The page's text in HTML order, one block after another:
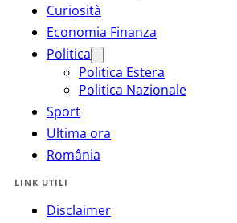
Curiosità
Economia Finanza
Politica
Politica Estera
Politica Nazionale
Sport
Ultima ora
România
LINK UTILI
Disclaimer